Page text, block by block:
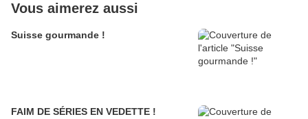
Vous aimerez aussi
Suisse gourmande !
FAIM DE SÉRIES EN VEDETTE !